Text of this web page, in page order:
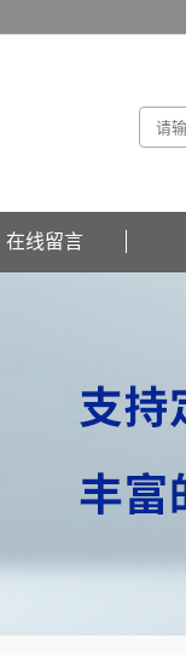
在线留言